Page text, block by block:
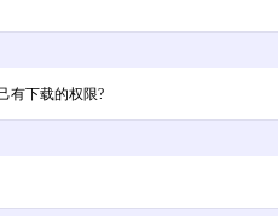
有下载的权限?